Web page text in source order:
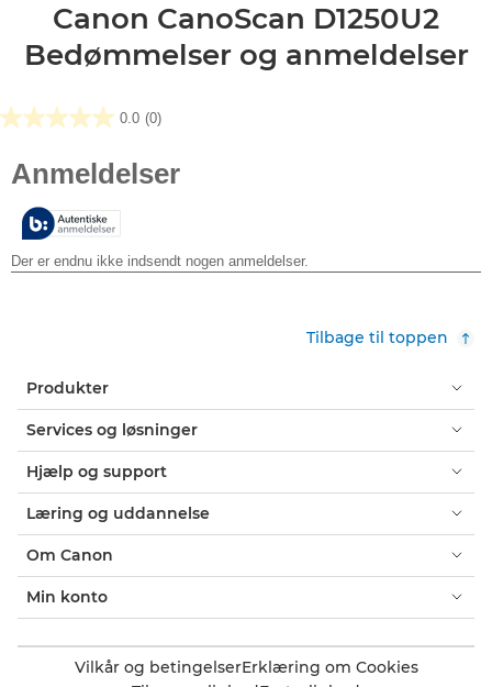
Canon CanoScan D1250U2
Bedømmelser og anmeldelser
0.0 (0)
0.0
stjerner.
Tilbage til toppen
Produkter
Services og løsninger
Hjælp og support
Læring og uddannelse
Om Canon
Min konto
Vilkår og betingelserErklæring om Cookies